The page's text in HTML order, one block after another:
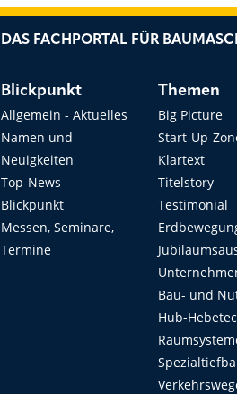
DAS FACHPORTAL FÜR
Blickpunkt
Allgemein - Aktuelles
Namen und
Neuigkeiten
Top-News
Blickpunkt
Messen, Seminare,
Termine
Themen
Big Picture
Start-Up-
Klartext
Titelstory
Testimonial
Bau- und
Hub-